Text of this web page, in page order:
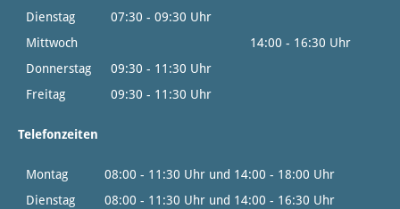
Dienstag
07:30 - 09:30 Uhr
Mittwoch
14:00 - 16:30 Uhr
Donnerstag
09:30 - 11:30 Uhr
Freitag
09:30 - 11:30 Uhr
Telefonzeiten
Montag
08:00 - 11:30 Uhr und 14:00 - 18:00 Uhr
Dienstag
08:00 - 11:30 Uhr und 14:00 - 16:30 Uhr